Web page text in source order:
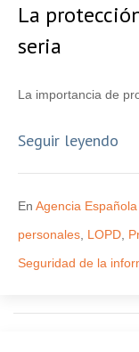
La
seria
La importancia de
Seguir leyendo
En Agencia
personales LOPD
Seguridad de la